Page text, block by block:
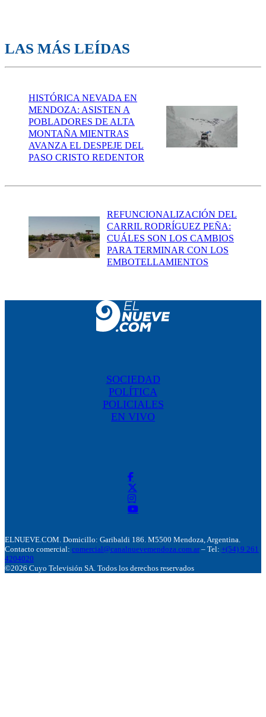
LAS MÁS LEÍDAS
HISTÓRICA NEVADA EN
MENDOZA: ASISTEN A
POBLADORES DE ALTA
MONTAÑA MIENTRAS
AVANZA EL DESPEJE DEL
PASO CRISTO REDENTOR
REFUNCIONALIZACIÓN DEL
CARRIL RODRÍGUEZ PEÑA:
CUÁLES SON LOS CAMBIOS
PARA TERMINAR CON LOS
EMBOTELLAMIENTOS
SOCIEDAD
POLÍTICA
POLICIALES
EN VIVO
ELNUEVE.COM. Domicillo: Garibaldi 186. M5500 Mendoza, Argentina.
Contacto comercial: comercial@canalnuevemendoza.com.ar – Tel: +(54) 9 261
4204020
©2026 Cuyo Televisión SA. Todos los derechos reservados